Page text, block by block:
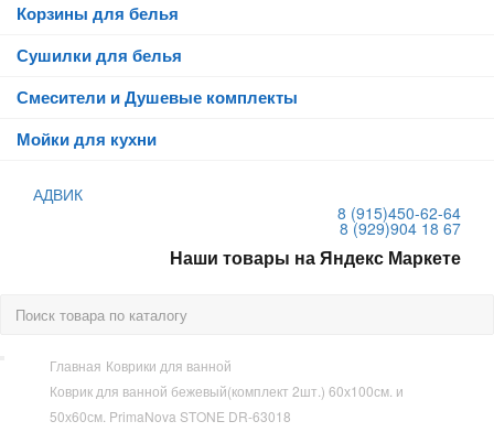
Корзины для белья
Сушилки для белья
Смесители и Душевые комплекты
Мойки для кухни
АДВИК
8 (915)450-62-64
8 (929)904 18 67
Наши товары на Яндекс Маркете
Главная Коврики для ванной
Коврик для ванной бежевый(комплект 2шт.) 60х100см. и
50х60см. PrimaNova STONE DR-63018